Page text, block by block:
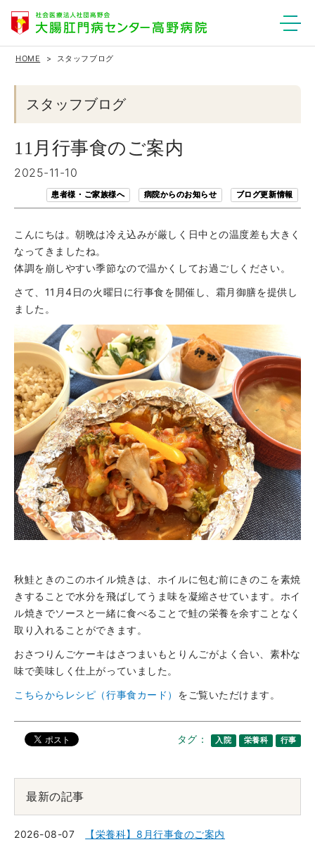
HOME スタッフブログ
スタッフブログ
11月行事食のご案内
2025-11-10
患者様・ご家族様へ 病院からのお知らせ ブログ更新情報
こんにちは。朝晩は冷え込みが厳しく日中との温度差も大きく
なってきましたね。
体調を崩しやすい季節なので温かくしてお過ごしください。
さて、11月4日の火曜日に行事食を開催し、霜月御膳を提供し
ました。
秋鮭ときのこのホイル焼きは、ホイルに包む前にきのこを素焼
きすることで水分を飛ばしてうま味を凝縮させています。ホイ
ル焼きでソースと一緒に食べることで鮭の栄養を余すことなく
取り入れることができます。
おさつりんごケーキはさつまいもとりんごがよく合い、素朴な
味で美味しく仕上がっていました。
こちらからレシピ（行事食カード） をご覧いただけます。
タグ： 入院 栄養科 行事
最新の記事
2026-08-07
【栄養科】8月行事食のご案内